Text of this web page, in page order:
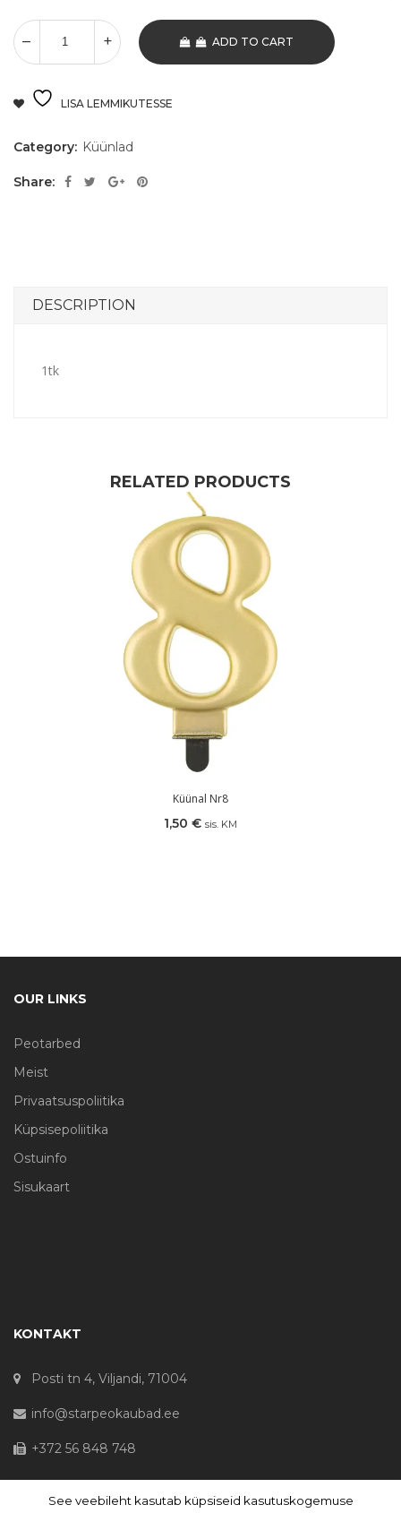
ADD TO CART
LISA LEMMIKUTESSE
Category: Küünlad
Share:
DESCRIPTION
1tk
RELATED PRODUCTS
Küünal Nr8
1,50 € sis. KM
OUR LINKS
Peotarbed
Meist
Privaatsuspoliitika
Küpsisepoliitika
Ostuinfo
Sisukaart
KONTAKT
Posti tn 4, Viljandi, 71004
info@starpeokaubad.ee
+372 56 848 748
See veebileht kasutab küpsiseid kasutuskogemuse